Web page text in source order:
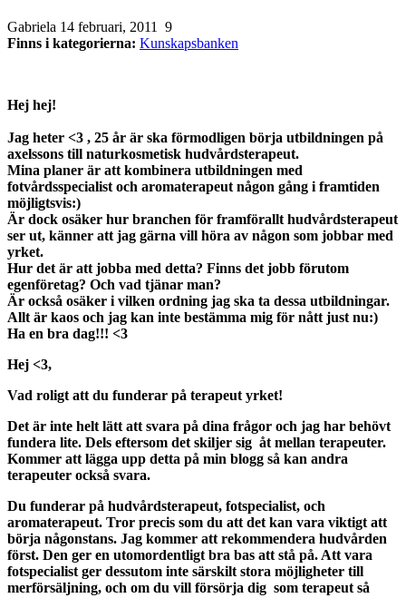
Gabriela 14 februari, 2011
9
Finns i kategorierna: Kunskapsbanken
Hej hej!
Jag heter <3 , 25 år är ska förmodligen börja utbildningen på
axelssons till naturkosmetisk hudvårdsterapeut.
Mina planer är att kombinera utbildningen med
fotvårdsspecialist och aromaterapeut någon gång i framtiden
möjligtsvis:)
Är dock osäker hur branchen för framförallt hudvårdsterapeut
ser ut, känner att jag gärna vill höra av någon som jobbar med
yrket.
Hur det är att jobba med detta? Finns det jobb förutom
egenföretag? Och vad tjänar man?
Är också osäker i vilken ordning jag ska ta dessa utbildningar.
Allt är kaos och jag kan inte bestämma mig för nått just nu:)
Ha en bra dag!!! <3
Hej <3,
Vad roligt att du funderar på terapeut yrket!
Det är inte helt lätt att svara på dina frågor och jag har behövt
fundera lite. Dels eftersom det skiljer sig åt mellan terapeuter.
Kommer att lägga upp detta på min blogg så kan andra
terapeuter också svara.
Du funderar på hudvårdsterapeut, fotspecialist, och
aromaterapeut. Tror precis som du att det kan vara viktigt att
börja någonstans. Jag kommer att rekommendera hudvården
först. Den ger en utomordentligt bra bas att stå på. Att vara
fotspecialist ger dessutom inte särskilt stora möjligheter till
merförsäljning, och om du vill försörja dig som terapeut så